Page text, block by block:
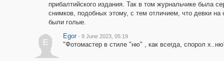
прибалтийского издания. Так в том журнальчике была
снимков, подобных этому, с тем отличием, что девки на
были голые.
E
Egor · 9 June 2023, 05:19
"Фотомастер в стиле "ню" , как всегда, спорол